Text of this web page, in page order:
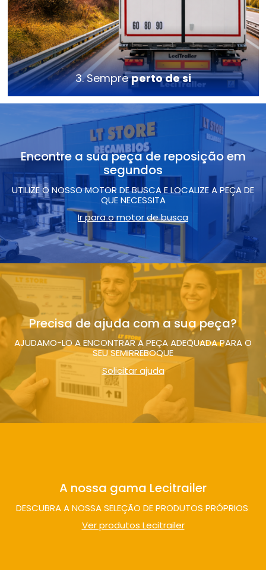
3. Sempreperto de si
Encontre a sua peça de reposição em
segundos
UTILIZE O NOSSO MOTOR DE BUSCA E LOCALIZE A PEÇA DE
QUE NECESSITA
Ir para o motor de busca
Precisa de ajuda com a sua peça?
AJUDAMO-LO A ENCONTRAR A PEÇA ADEQUADA PARA O
SEU SEMIRREBOQUE
Solicitar ajuda
A nossa gama Lecitrailer
DESCUBRA A NOSSA SELEÇÃO DE PRODUTOS PRÓPRIOS
Ver produtos Lecitrailer